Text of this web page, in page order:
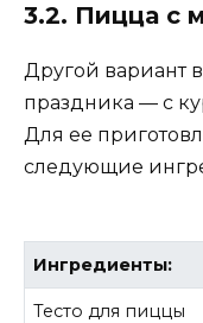
3.2. Пицца с
Другой вариант
праздника — с
Для ее
следующие
Ингредиенты:
Тесто для пиццы